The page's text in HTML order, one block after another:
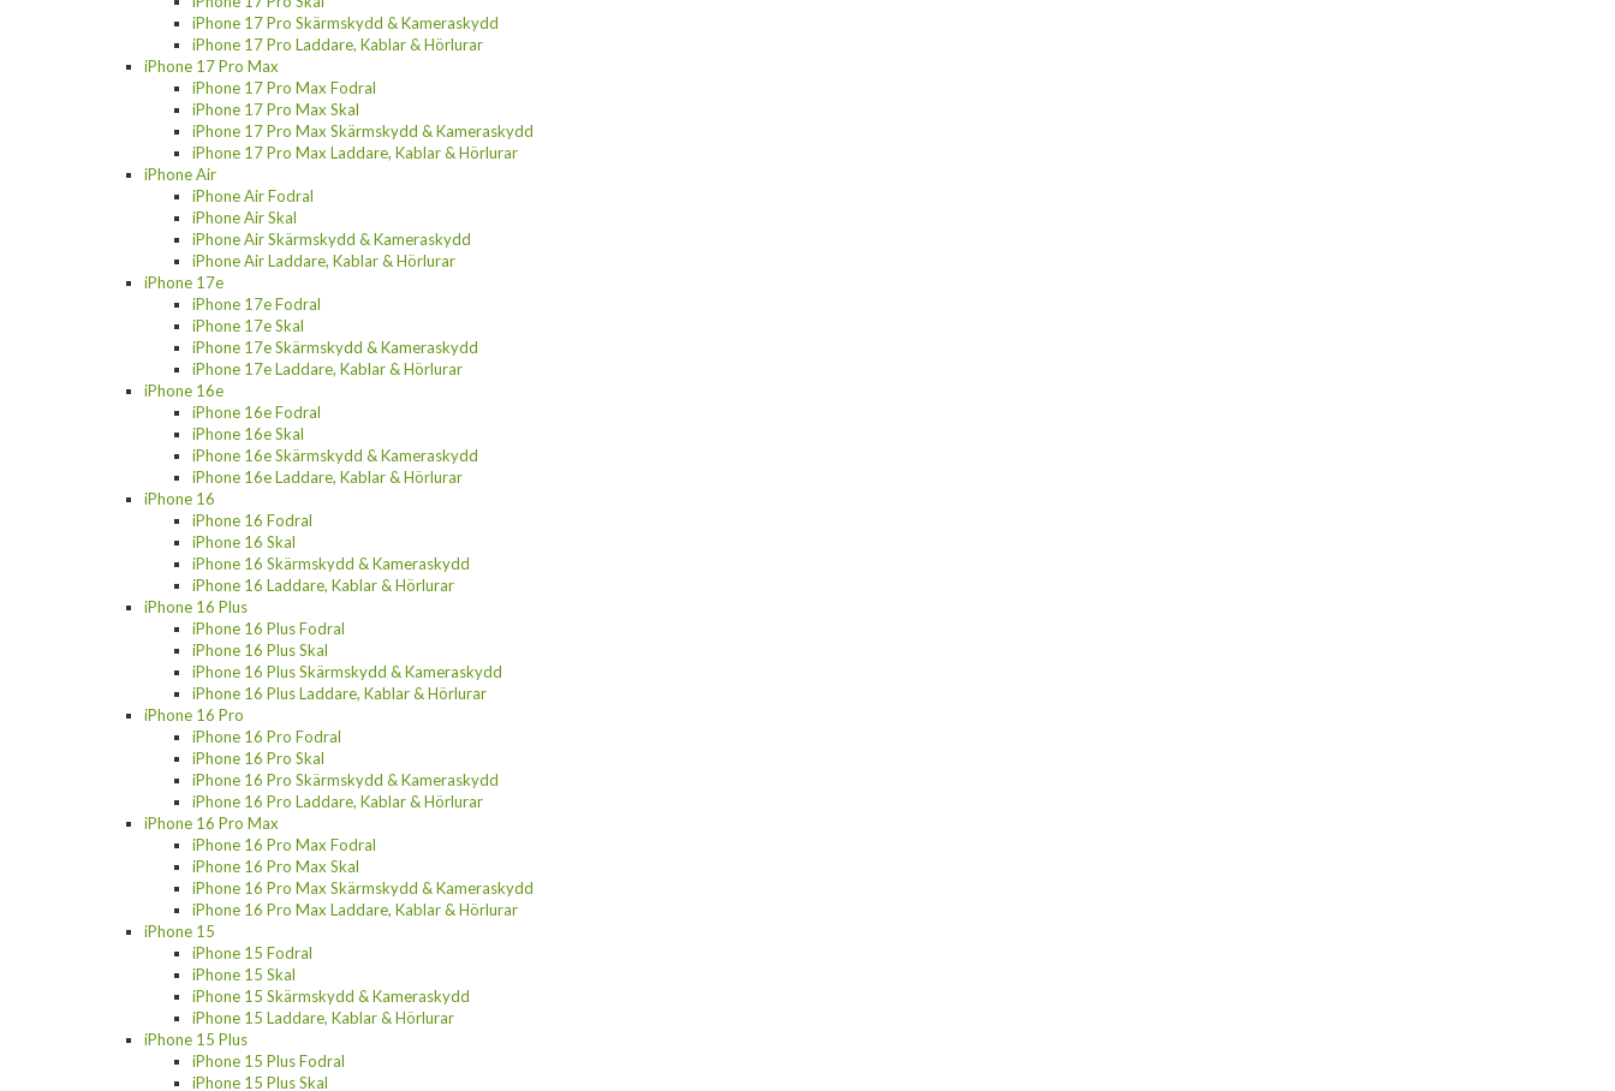
iPhone 17 Pro Skärmskydd & Kameraskydd
iPhone 17 Pro Laddare, Kablar & Hörlurar
iPhone 17 Pro Max
iPhone 17 Pro Max Fodral
iPhone 17 Pro Max Skal
iPhone 17 Pro Max Skärmskydd & Kameraskydd
iPhone 17 Pro Max Laddare, Kablar & Hörlurar
iPhone Air
iPhone Air Fodral
iPhone Air Skal
iPhone Air Skärmskydd & Kameraskydd
iPhone Air Laddare, Kablar & Hörlurar
iPhone 17e
iPhone 17e Fodral
iPhone 17e Skal
iPhone 17e Skärmskydd & Kameraskydd
iPhone 17e Laddare, Kablar & Hörlurar
iPhone 16e
iPhone 16e Fodral
iPhone 16e Skal
iPhone 16e Skärmskydd & Kameraskydd
iPhone 16e Laddare, Kablar & Hörlurar
iPhone 16
iPhone 16 Fodral
iPhone 16 Skal
iPhone 16 Skärmskydd & Kameraskydd
iPhone 16 Laddare, Kablar & Hörlurar
iPhone 16 Plus
iPhone 16 Plus Fodral
iPhone 16 Plus Skal
iPhone 16 Plus Skärmskydd & Kameraskydd
iPhone 16 Plus Laddare, Kablar & Hörlurar
iPhone 16 Pro
iPhone 16 Pro Fodral
iPhone 16 Pro Skal
iPhone 16 Pro Skärmskydd & Kameraskydd
iPhone 16 Pro Laddare, Kablar & Hörlurar
iPhone 16 Pro Max
iPhone 16 Pro Max Fodral
iPhone 16 Pro Max Skal
iPhone 16 Pro Max Skärmskydd & Kameraskydd
iPhone 16 Pro Max Laddare, Kablar & Hörlurar
iPhone 15
iPhone 15 Fodral
iPhone 15 Skal
iPhone 15 Skärmskydd & Kameraskydd
iPhone 15 Laddare, Kablar & Hörlurar
iPhone 15 Plus
iPhone 15 Plus Fodral
iPhone 15 Plus Skal